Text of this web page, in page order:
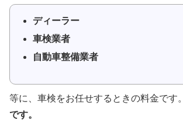
ディーラー
車検業者
自動車整備業者
等に、車検をお任せするときの料金です。
です。